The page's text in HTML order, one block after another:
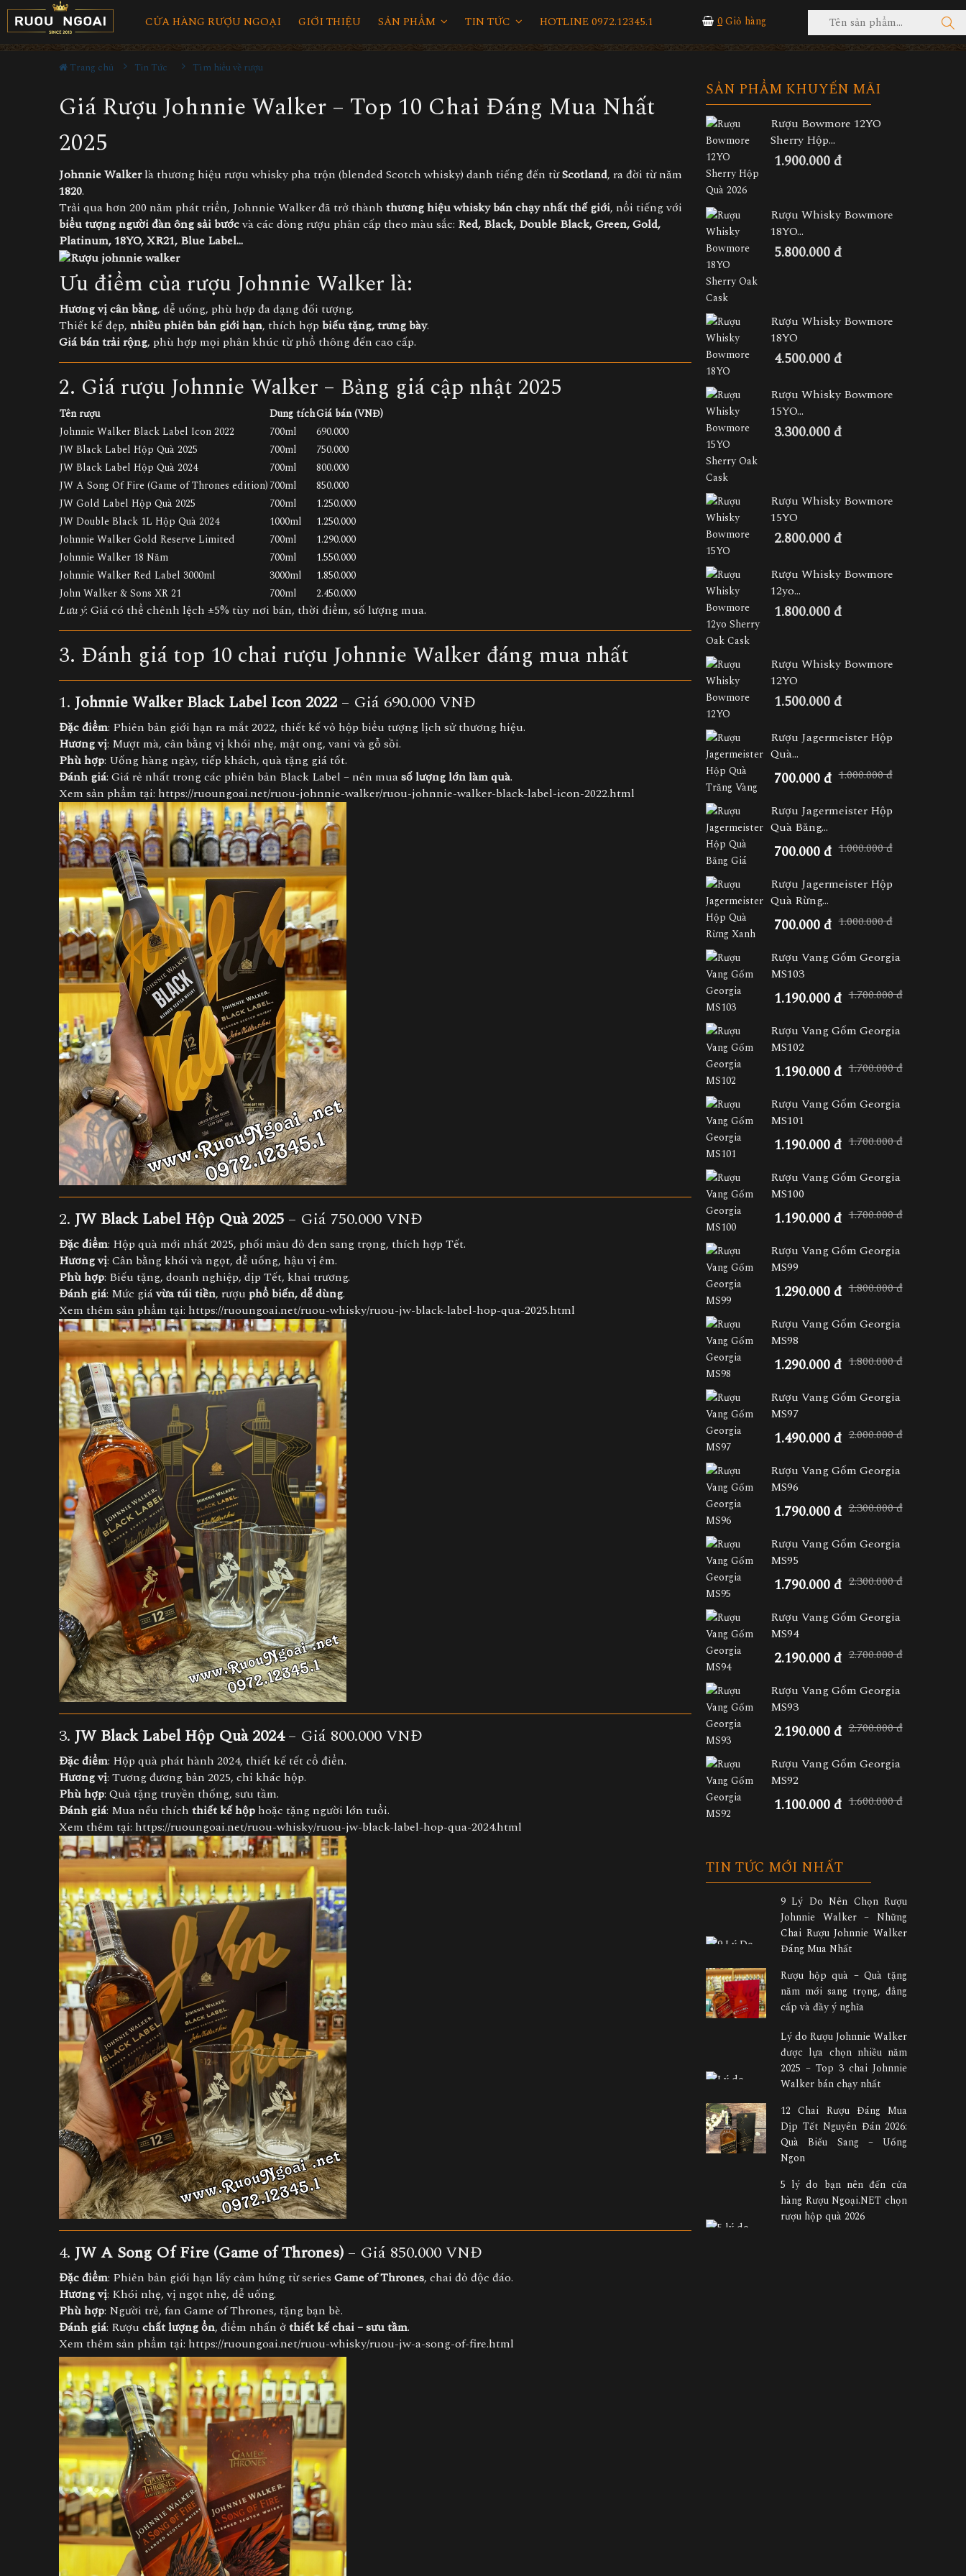
CỬA HÀNG RƯỢU NGOẠI GIỚI THIỆU SẢN PHẨM TIN TỨC HOTLINE 0972.12345.1 0Giỏ hàng
Trang chủ Tin Tức Tìm hiểu về rượu
Giá Rượu Johnnie Walker – Top 10 Chai Đáng Mua Nhất
2025
Johnnie Walkerlà thương hiệu rượu whisky pha trộn (blended Scotch whisky) danh tiếng đến từScotland, ra đời từ năm
1820.
Trải qua hơn 200 năm phát triển, Johnnie Walker đã trở thành thương hiệu whisky bán chạy nhất thế giới, nổi tiếng với
biểu tượng người đàn ông sải bướcvà các dòng rượu phân cấp theo màu sắc: Red, Black, Double Black, Green, Gold,
Platinum, 18YO, XR21, Blue Label...
Ưu điểm củarượu Johnnie Walker là:
Hương vị cân bằng, dễ uống, phù hợp đa dạng đối tượng.
Thiết kế đẹp, nhiều phiên bản giới hạn, thích hợp biếu tặng, trưng bày.
Giá bán trải rộng, phù hợp mọi phân khúc từ phổ thông đến cao cấp.
2. Giá rượu Johnnie Walker – Bảng giá cập nhật 2025
Tên rượu Dung tíchGiá bán (VNĐ)
Johnnie Walker Black Label Icon 2022
700ml
690.000
JW Black Label Hộp Quà 2025
700ml
750.000
JW Black Label Hộp Quà 2024
700ml
800.000
JW A Song Of Fire (Game of Thrones edition)700ml
850.000
JW Gold Label Hộp Quà 2025
700ml
1.250.000
JW Double Black 1L Hộp Quà 2024
1000ml
1.250.000
Johnnie Walker Gold Reserve Limited
700ml
1.290.000
Johnnie Walker 18 Năm
700ml
1.550.000
Johnnie Walker Red Label 3000ml
3000ml
1.850.000
John Walker & Sons XR 21
700ml 2.450.000
Lưu ý: Giá có thể chênh lệch ±5% tùy nơi bán, thời điểm, số lượng mua.
3. Đánh giá top 10 chai rượu Johnnie Walker đáng mua nhất
1. Johnnie Walker Black Label Icon 2022 – Giá 690.000 VNĐ
Đặc điểm: Phiên bản giới hạn ra mắt 2022, thiết kế vỏ hộp biểu tượng lịch sử thương hiệu.
Hương vị: Mượt mà, cân bằng vị khói nhẹ, mật ong, vani và gỗ sồi.
Phù hợp: Uống hàng ngày, tiếp khách, quà tặng giá tốt.
Đánh giá: Giá rẻ nhất trong các phiên bản Black Label – nên muasố lượng lớn làm quà.
Xem sản phẩm tại: https://ruoungoai.net/ruou-johnnie-walker/ruou-johnnie-walker-black-label-icon-2022.html
2. JW Black Label Hộp Quà 2025 – Giá 750.000 VNĐ
Đặc điểm: Hộp quà mới nhất 2025, phối màu đỏ đen sang trọng, thích hợp Tết.
Hương vị: Cân bằng khói và ngọt, dễ uống, hậu vị êm.
Phù hợp: Biếu tặng, doanh nghiệp, dịp Tết, khai trương.
Đánh giá: Mức giávừa túi tiền, rượu phổ biến, dễ dùng.
Xem thêm sản phẩm tại: https://ruoungoai.net/ruou-whisky/ruou-jw-black-label-hop-qua-2025.html​​​​​​​
3. JW Black Label Hộp Quà 2024– Giá 800.000 VNĐ
Đặc điểm: Hộp quà phát hành 2024, thiết kế tết cổ điển.
Hương vị: Tương đương bản 2025, chỉ khác hộp.
Phù hợp: Quà tặng truyền thống, sưu tầm.
Đánh giá: Mua nếu thích thiết kế hộphoặc tặng người lớn tuổi.
Xem thêm tại: https://ruoungoai.net/ruou-whisky/ruou-jw-black-label-hop-qua-2024.html​​​​​​​
4. JW A Song Of Fire (Game of Thrones) – Giá 850.000 VNĐ
Đặc điểm: Phiên bản giới hạn lấy cảm hứng từ series Game of Thrones, chai đỏ độc đáo.
Hương vị: Khói nhẹ, vị ngọt nhẹ, dễ uống.
Phù hợp: Người trẻ, fan Game of Thrones, tặng bạn bè.
Đánh giá: Rượu chất lượng ổn, điểm nhấn ởthiết kế chai – sưu tầm.
Xem thêm sản phẩm tại: https://ruoungoai.net/ruou-whisky/ruou-jw-a-song-of-fire.html
SẢN PHẨM KHUYẾN MÃI
Rượu Bowmore 12YO
Sherry Hộp...
1.900.000 đ
Rượu Whisky Bowmore
18YO...
5.800.000 đ
Rượu Whisky Bowmore
18YO
4.500.000 đ
Rượu Whisky Bowmore
15YO...
3.300.000 đ
Rượu Whisky Bowmore
15YO
2.800.000 đ
Rượu Whisky Bowmore
12yo...
1.800.000 đ
Rượu Whisky Bowmore
12YO
1.500.000 đ
Rượu Jagermeister Hộp
Quà...
700.000 đ 1.000.000 đ
Rượu Jagermeister Hộp
Quà Băng...
700.000 đ 1.000.000 đ
Rượu Jagermeister Hộp
Quà Rừng...
700.000 đ 1.000.000 đ
Rượu Vang Gốm Georgia
MS103
1.190.000 đ 1.700.000 đ
Rượu Vang Gốm Georgia
MS102
1.190.000 đ 1.700.000 đ
Rượu Vang Gốm Georgia
MS101
1.190.000 đ 1.700.000 đ
Rượu Vang Gốm Georgia
MS100
1.190.000 đ 1.700.000 đ
Rượu Vang Gốm Georgia
MS99
1.290.000 đ 1.800.000 đ
Rượu Vang Gốm Georgia
MS98
1.290.000 đ 1.800.000 đ
Rượu Vang Gốm Georgia
MS97
1.490.000 đ 2.000.000 đ
Rượu Vang Gốm Georgia
MS96
1.790.000 đ 2.300.000 đ
Rượu Vang Gốm Georgia
MS95
1.790.000 đ 2.300.000 đ
Rượu Vang Gốm Georgia
MS94
2.190.000 đ 2.700.000 đ
Rượu Vang Gốm Georgia
MS93
2.190.000 đ 2.700.000 đ
Rượu Vang Gốm Georgia
MS92
1.100.000 đ 1.600.000 đ
TIN TỨC MỚI NHẤT
9 Lý Do Nên Chọn Rượu
Johnnie Walker – Những
Chai Rượu Johnnie Walker
Đáng Mua Nhất
Rượu hộp quà – Quà tặng
năm mới sang trọng, đẳng
cấp và đầy ý nghĩa
Lý do Rượu Johnnie Walker
được lựa chọn nhiều năm
2025 – Top 3 chai Johnnie
Walker bán chạy nhất
12 Chai Rượu Đáng Mua
Dịp Tết Nguyên Đán 2026:
Quà Biếu Sang – Uống
Ngon
5 lý do bạn nên đến cửa
hàng Rượu Ngoại.NET chọn
rượu hộp quà 2026